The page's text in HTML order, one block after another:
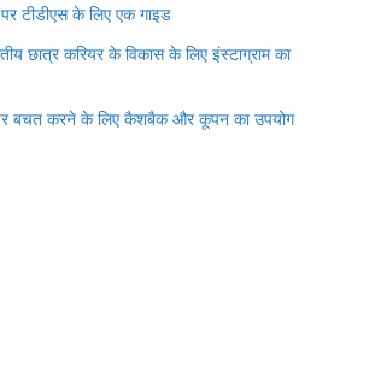
टीडीएस के लिए एक गाइड
छात्र करियर के विकास के लिए इंस्टाग्राम का
बचत करने के लिए कैशबैक और कूपन का उपयोग